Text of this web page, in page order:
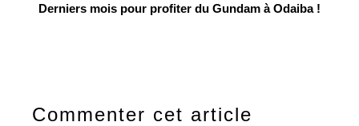
Derniers mois pour profiter du Gundam à Odaiba !
Commenter cet article